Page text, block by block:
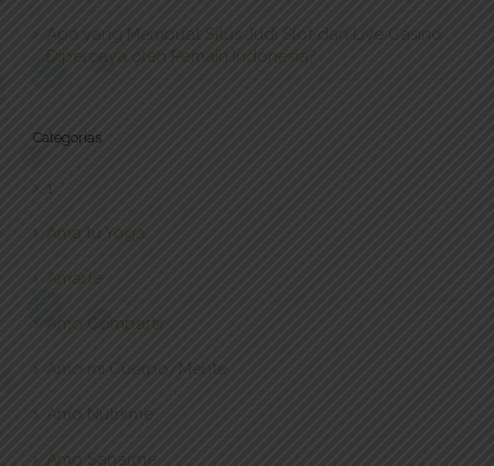
Apa yang Membuat Situs Judi Slot dan Live Casino
Dipercaya oleh Pemain Indonesia?
Categorías
1
Ama tu Yoga
Amarte
Amo Compartir
Amo mi Cuerpo/Mente
Amo Nutrirme
Amo Sanarme